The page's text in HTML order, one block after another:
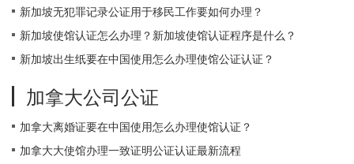
新加坡无犯罪记录公证用于移民工作要如何办理？
新加坡使馆认证怎么办理？新加坡使馆认证程序是什么？
新加坡出生纸要在中国使用怎么办理使馆公证认证？
加拿大公司公证
加拿大离婚证要在中国使用怎么办理使馆认证？
加拿大大使馆办理一致证明公证认证最新流程